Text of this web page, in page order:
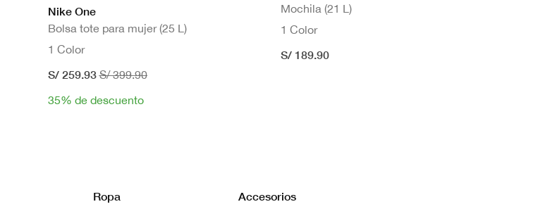
Nike One
Bolsa tote para mujer (25 L)
1 Color
S/ 259.93S/ 399.90
35% de descuento
Mochila (21 L)
1 Color
S/ 189.90
Ropa Accesorios